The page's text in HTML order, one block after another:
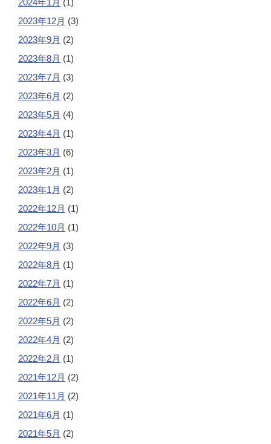
2024年1月 (1)
2023年12月 (3)
2023年9月 (2)
2023年8月 (1)
2023年7月 (3)
2023年6月 (2)
2023年5月 (4)
2023年4月 (1)
2023年3月 (6)
2023年2月 (1)
2023年1月 (2)
2022年12月 (1)
2022年10月 (1)
2022年9月 (3)
2022年8月 (1)
2022年7月 (1)
2022年6月 (2)
2022年5月 (2)
2022年4月 (2)
2022年2月 (1)
2021年12月 (2)
2021年11月 (2)
2021年6月 (1)
2021年5月 (2)